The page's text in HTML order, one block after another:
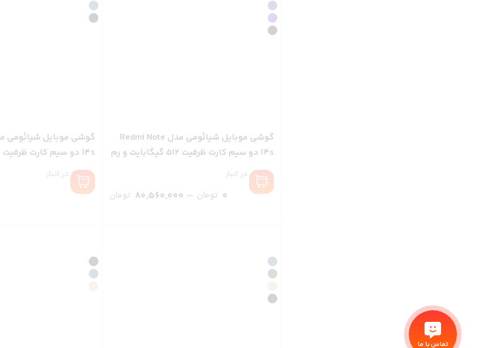
گوشی موبایل شیائومی مدل Redmi Note
14s دو سیم کارت ظرفیت 512 گیگابایت و رم
12 گیگابایت
موجود در انبار
0 تومان –
80,560,000 تومانPrice
رم 8 گیگابایت
موجود در انبار
تماس با ما